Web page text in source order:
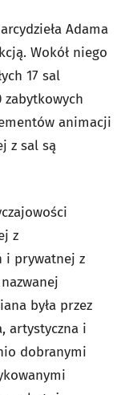
Adama
Wokół niego
17 sal
zabytkowych
animacji
z sal są
z
i prywatnej z
była przez
artystyczna i
dobranymi